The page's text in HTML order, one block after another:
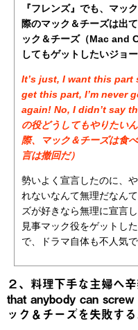
『フレンズ』でも、マッ
際のマック＆チーズは出
ック＆チーズ（Mac and
してもゲットしたいジョ
It’s just, I want this part
get this part, I’m never
again! No, I didn’t say
の役どうしてもやりたい
際、マック＆チーズは食
言は撤回だ）
勢いよく宣言したのに、
れないなんて無理だなん
ズが好きなら無理に宣言
見事マック役をゲットし
で、ドラマ自体も不人気
２、料理下手な主婦へ
that anybody can
ック＆チーズを失敗す